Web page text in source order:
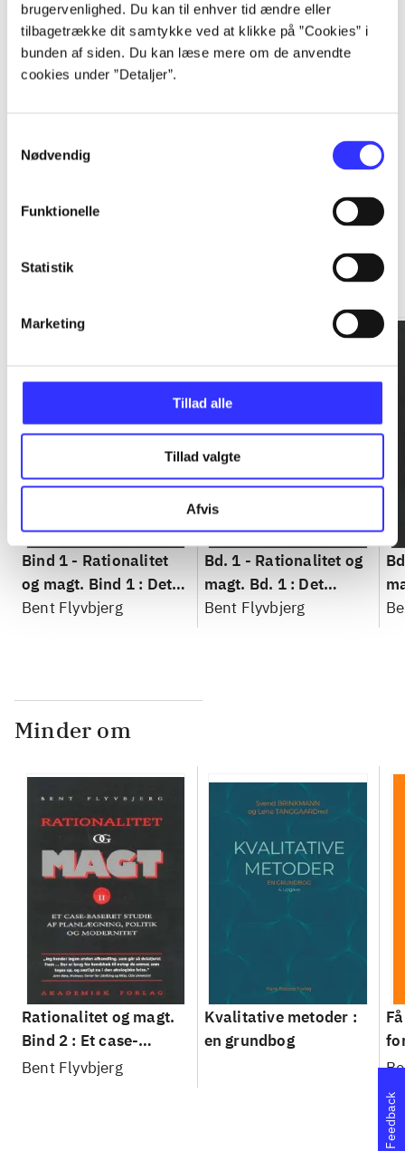
brugervenlighed. Du kan til enhver tid ændre eller
tilbagetrække dit samtykke ved at klikke på ”Cookies” i
bunden af siden. Du kan læse mere om de anvendte
cookies under ”Detaljer”.
Nødvendig
Funktionelle
Statistik
Marketing
Tillad alle
Tillad valgte
Afvis
...
Bind 1 - Rationalitet
og magt. Bind 1 : Det
konkretes videnskab
Bent Flyvbjerg
Bd. 1 - Rationalitet og
magt. Bd. 1 : Det
konkretes videnskab
Bent Flyvbjerg
Minder om
Rationalitet og magt.
Bind 2 : Et case-
baseret studie af
Bent Flyvbjerg
Kvalitative metoder :
en grundbog
Feedback